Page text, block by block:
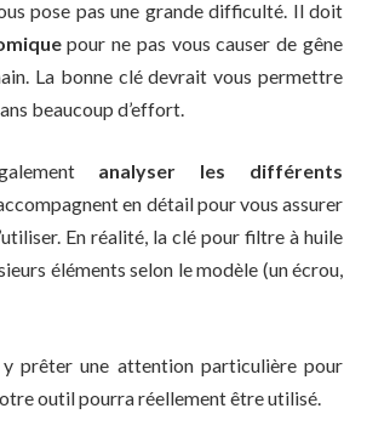
pose pas une grande difficulté. Il doit
pour ne pas vous causer de gêne
La bonne clé devrait vous permettre
beaucoup d’effort.
analyser les différents
en détail pour vous assurer
En réalité, la clé pour filtre à huile
éléments selon le modèle (un écrou,
prêter une attention particulière pour
outil pourra réellement être utilisé.